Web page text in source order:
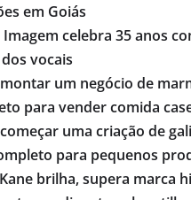
em Goiás
Imagem celebra 35 anos
vocais
um negócio de
para vender comida
uma criação de
para pequenos
brilha, supera marca